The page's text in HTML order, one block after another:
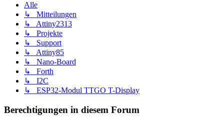
Alle
↳ Mitteilungen
↳ Attiny2313
↳ Projekte
↳ Support
↳ Attiny85
↳ Nano-Board
↳ Forth
↳ I2C
↳ ESP32-Modul TTGO T-Display
Berechtigungen in diesem Forum